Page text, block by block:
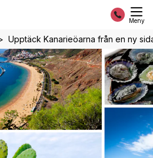
Meny
Upptäck Kanarieöarna från en ny